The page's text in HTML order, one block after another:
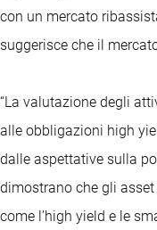
con un mercato
suggerisce che il
“La valutazione degli
alle obbligazioni high
dalle aspettative sulla
dimostrano che gli
come l’high yield e le